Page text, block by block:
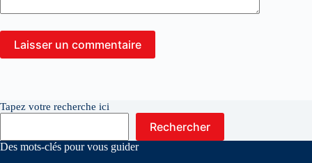
Laisser un commentaire
Tapez votre recherche ici
Rechercher
Des mots-clés pour vous guider